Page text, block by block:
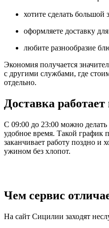
хотите сделать большой
оформляете доставку
любите разнообразие
Экономия получается
с другими службами, где
отдельно.
Доставка
С 09:00 до 23:00 можно делать
удобное время. Такой график
заканчивает работу поздно и
ужином без хлопот.
Чем сервис
На сайт Сицилии заходят